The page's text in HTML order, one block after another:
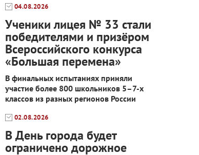
04.08.2026
Ученики лицея № 33 стали
победителями и призёром
Всероссийского конкурса
«Большая перемена»
В финальных испытаниях приняли
участие более 800 школьников 5–7-х
классов из разных регионов России
02.08.2026
В День города будет
ограничено дорожное